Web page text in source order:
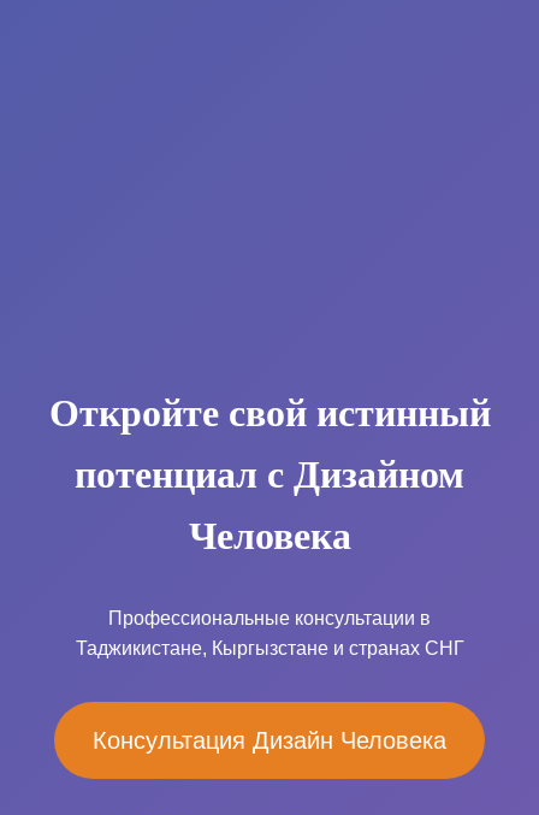
Откройте свой истинный
потенциал с Дизайном
Человека
Профессиональные консультации в
Таджикистане, Кыргызстане и странах СНГ
Консультация Дизайн Человека